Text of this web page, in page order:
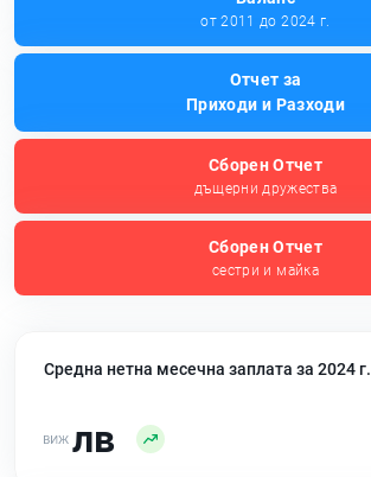
от 2011 до 2024 г.
Отчет за
Приходи и Разходи
Сборен Отчет
дъщерни дружества
Сборен Отчет
сестри и майка
Средна нетна месечна заплата за 2024 г.
лв